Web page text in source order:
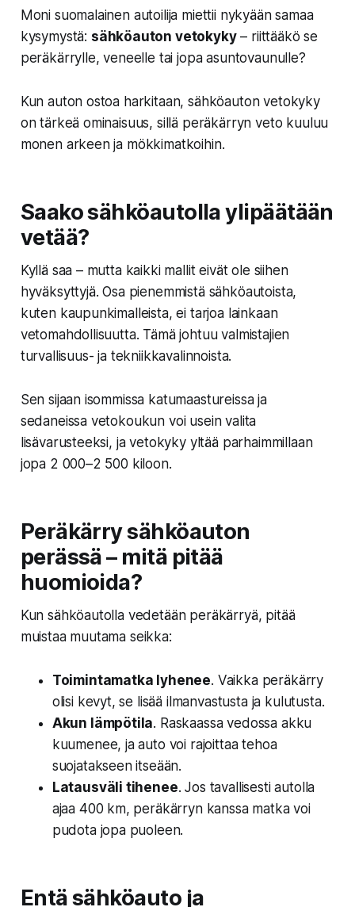
Moni suomalainen autoilija miettii nykyään samaa
kysymystä: sähköauton vetokyky– riittääkö se
peräkärrylle, veneelle tai jopa asuntovaunulle?
Kun auton ostoa harkitaan, sähköauton vetokyky
on tärkeä ominaisuus, sillä peräkärryn veto kuuluu
monen arkeen ja mökkimatkoihin.
Saako sähköautolla ylipäätään
vetää?
Kyllä saa – mutta kaikki mallit eivät ole siihen
hyväksyttyjä. Osa pienemmistä sähköautoista,
kuten kaupunkimalleista, ei tarjoa lainkaan
vetomahdollisuutta. Tämä johtuu valmistajien
turvallisuus- ja tekniikkavalinnoista.
Sen sijaan isommissa katumaastureissa ja
sedaneissa vetokoukun voi usein valita
lisävarusteeksi, javetokyky yltää parhaimmillaan
jopa 2 000–2 500 kiloon.
Peräkärry sähköauton
perässä – mitä pitää
huomioida?
Kun sähköautolla vedetään peräkärryä, pitää
muistaa muutama seikka:
Toimintamatka lyhenee. Vaikka peräkärry
olisi kevyt, se lisää ilmanvastusta ja kulutusta.
Akun lämpötila. Raskaassa vedossa akku
kuumenee, ja auto voi rajoittaa tehoa
suojatakseen itseään.
Latausväli tihenee. Jos tavallisesti autolla
ajaa 400 km, peräkärryn kanssa matka voi
pudota jopa puoleen.
Entä sähköauto ja